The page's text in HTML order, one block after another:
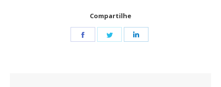
Compartilhe
Share
Share